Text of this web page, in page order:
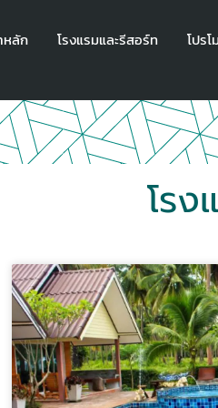
หลัก โรงแรมและรีสอร์ท โปร
โรง